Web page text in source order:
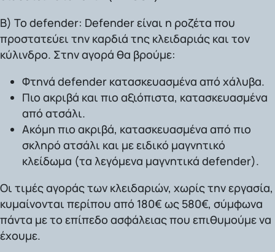
Β) Το defender: Defender είναι η ροζέτα που
προστατεύει την καρδιά της κλειδαριάς και τον
κύλινδρο. Στην αγορά θα βρούμε:
Φτηνά defender κατασκευασμένα από χάλυβα.
Πιο ακριβά και πιο αξιόπιστα, κατασκευασμένα
από ατσάλι.
Ακόμη πιο ακριβά, κατασκευασμένα από πιο
σκληρό ατσάλι και με ειδικό μαγνητικό
κλείδωμα (τα λεγόμενα μαγνητικά defender).
Οι τιμές αγοράς των κλειδαριών, χωρίς την εργασία,
κυμαίνονται περίπου από 180€ ως 580€, σύμφωνα
πάντα με το επίπεδο ασφάλειας που επιθυμούμε να
έχουμε.